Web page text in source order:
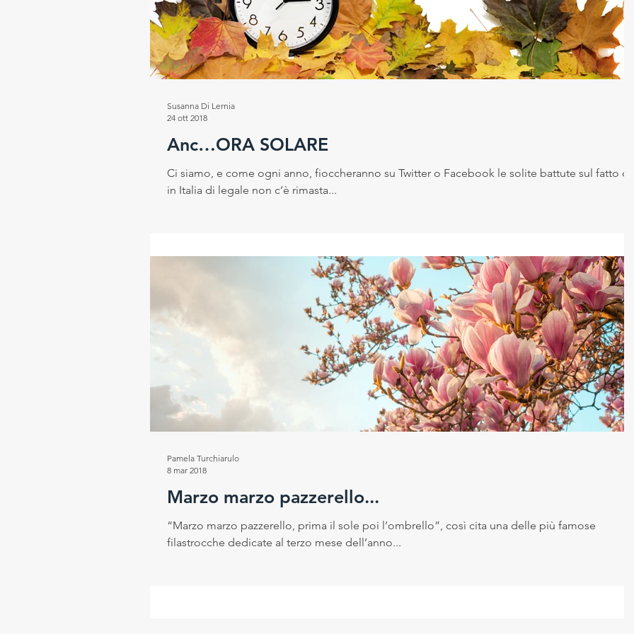
Progetto RESEt Salute e sicurezza sui luoghi di la Cambiamento climatico
Rubrica del Direttore Scientifico
Anc…ORA SOLARE
Ci siamo, e come ogni anno, fioccheranno su Twitter o Facebook le solite battute sul fatto
in Italia di legale non c’è rimasta...
Susanna Di Lernia
24 ott 2018
Marzo marzo pazzerello...
“Marzo marzo pazzerello, prima il sole poi l’ombrello”, così cita una delle più famose
filastrocche dedicate al terzo mese dell’anno...
Pamela Turchiarulo
8 mar 2018